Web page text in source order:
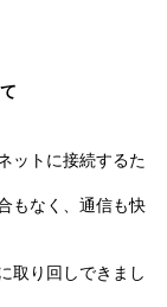
ットに接続するた
もなく、通信も快
取り回しできまし